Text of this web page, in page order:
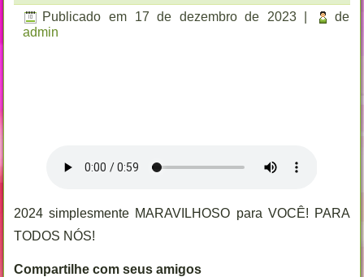
Publicado em 17 de dezembro de 2023|
de
admin
2024 simplesmente MARAVILHOSO para VOCÊ! PARA
TODOS NÓS!
Compartilhe com seus amigos